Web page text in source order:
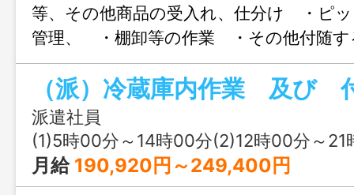
等、その他商品の受入れ、仕分け ・ピ
管理、 ・棚卸等の作業 ・その他付随
の範囲：なし
（派）冷蔵庫内作業 及び
派遣社員
(1)5時00分～14時00分(2)12時00分～21時00分
月給 190,920円～249,400円